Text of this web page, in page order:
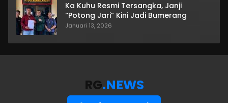
Ka Kuhu Resmi Tersangka, Janji
“Potong Jari” Kini Jadi Bumerang
Januari 13, 2026
RG.NEWS